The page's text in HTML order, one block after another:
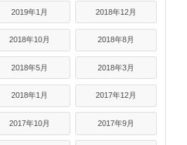
2019年1月 2018年12月
2018年10月 2018年8月
2018年5月 2018年3月
2018年1月 2017年12月
2017年10月 2017年9月